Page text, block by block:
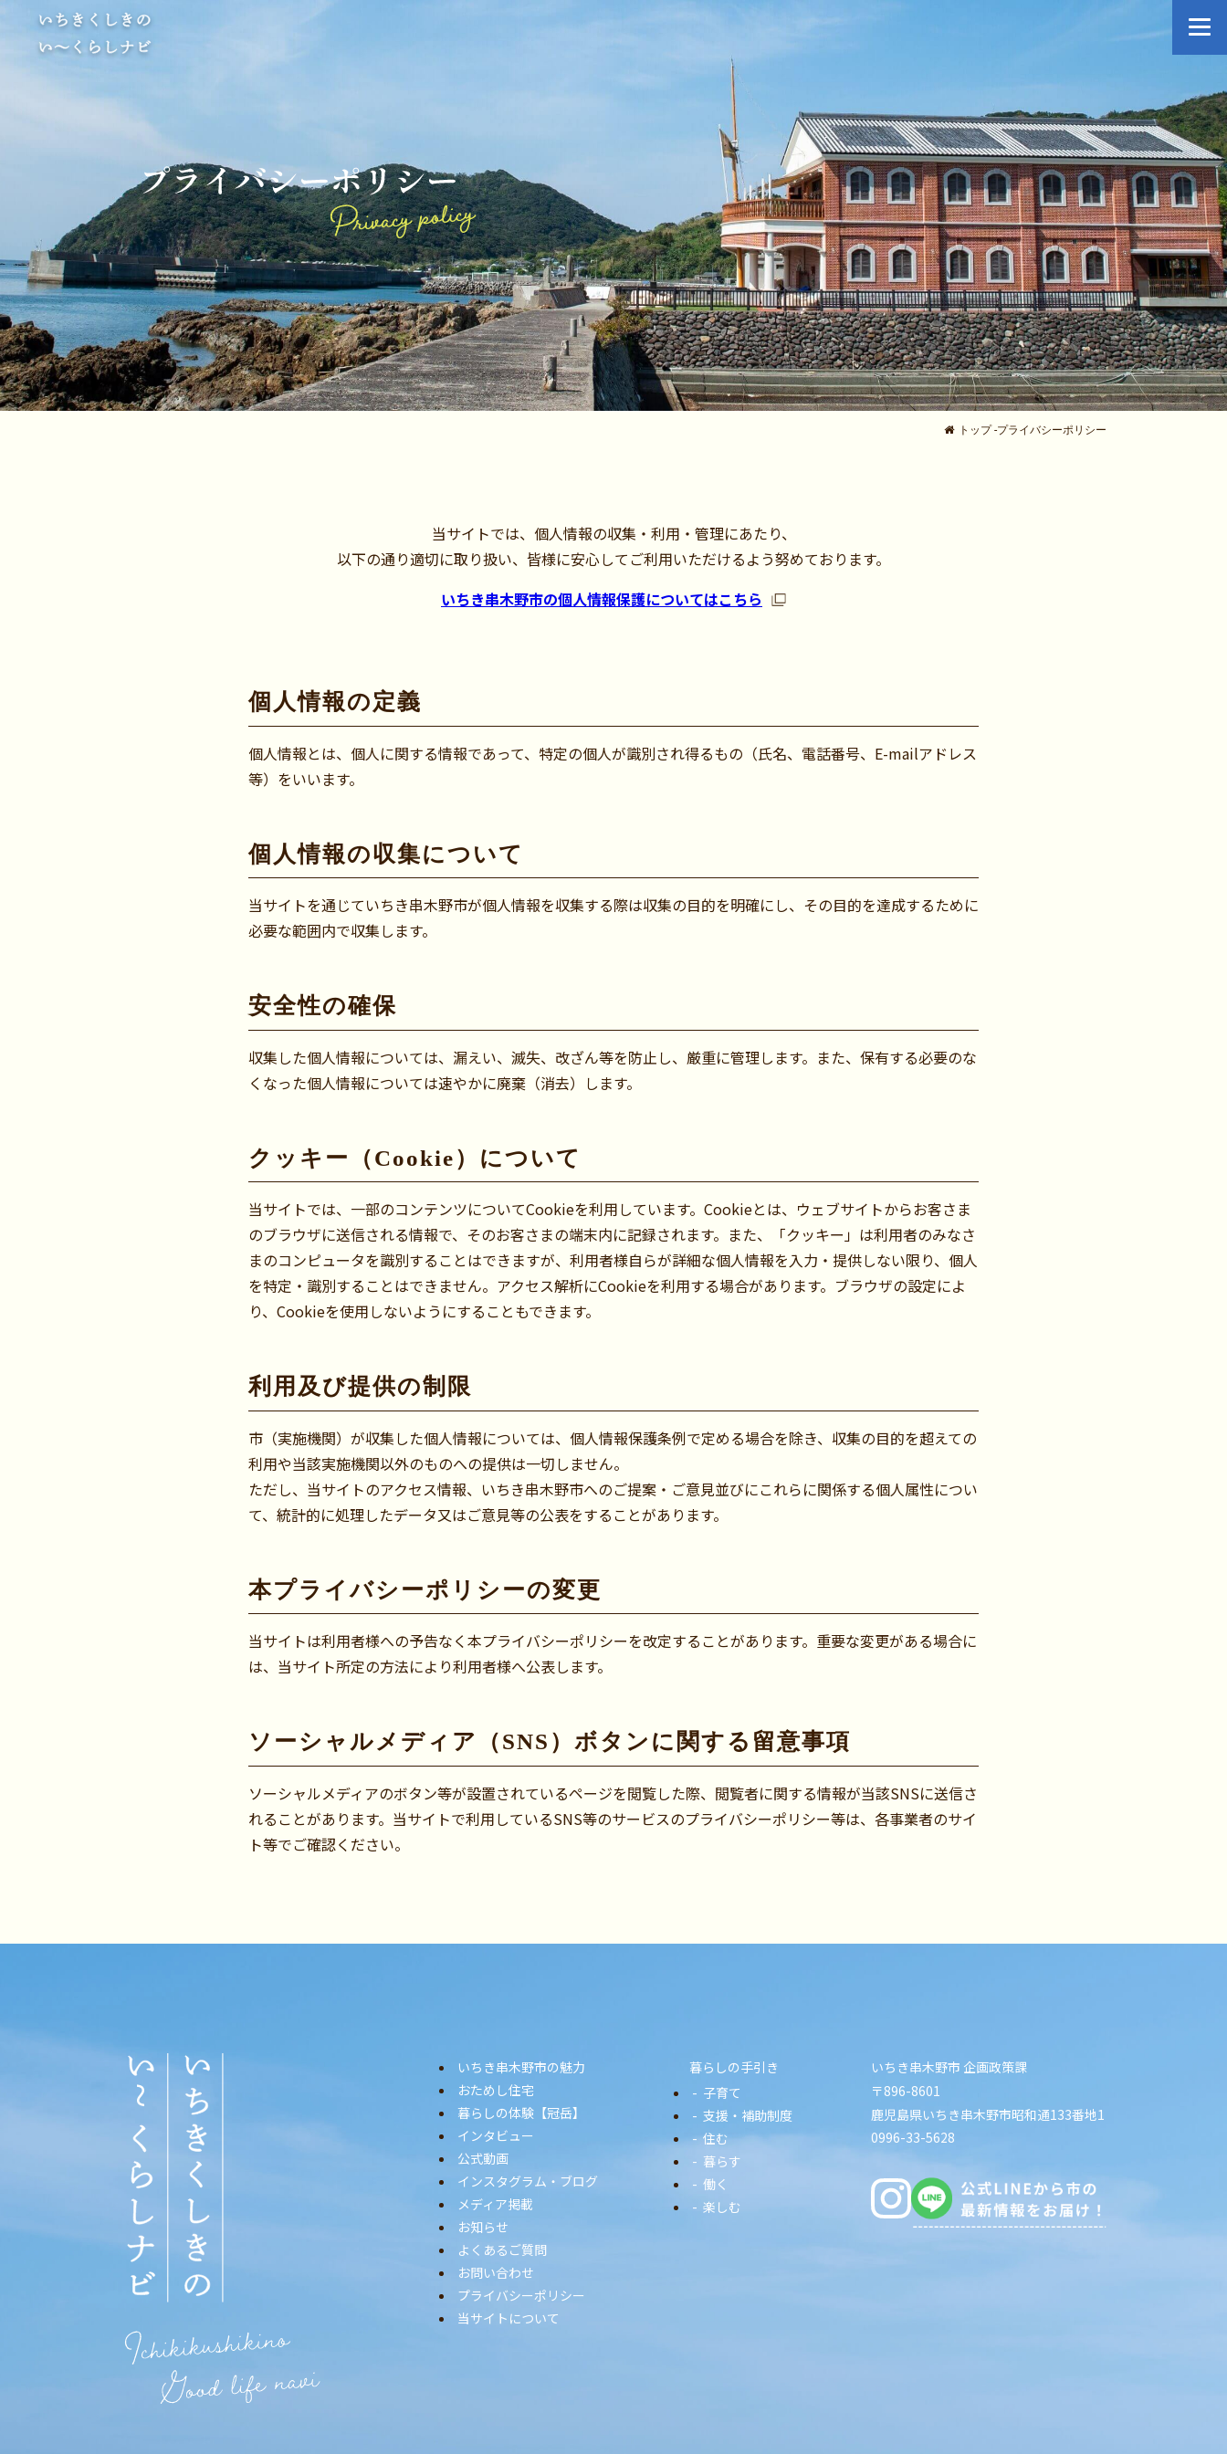
プ
ラ
イ
バ
シ
トップ -プライバシーポリシー
当サイトでは、個人情報の収集・利用・管理にあたり、
以下の通り適切に取り扱い、皆様に安心してご利用いただけるよう努めております。
いちき串木野市の個人情報保護についてはこちら
個人情報の定義
個人情報とは、個人に関する情報であって、特定の個人が識別され得るもの（氏名、電話番号、E-mailアドレス
等）をいいます。
個人情報の収集について
当サイトを通じていちき串木野市が個人情報を収集する際は収集の目的を明確にし、その目的を達成するために
必要な範囲内で収集します。
安全性の確保
収集した個人情報については、漏えい、滅失、改ざん等を防止し、厳重に管理します。また、保有する必要のな
くなった個人情報については速やかに廃棄（消去）します。
クッキー（Cookie）について
当サイトでは、一部のコンテンツについてCookieを利用しています。Cookieとは、ウェブサイトからお客さま
のブラウザに送信される情報で、そのお客さまの端末内に記録されます。また、「クッキー」は利用者のみなさ
まのコンピュータを識別することはできますが、利用者様自らが詳細な個人情報を入力・提供しない限り、個人
を特定・識別することはできません。アクセス解析にCookieを利用する場合があります。ブラウザの設定によ
り、Cookieを使用しないようにすることもできます。
利用及び提供の制限
市（実施機関）が収集した個人情報については、個人情報保護条例で定める場合を除き、収集の目的を超えての
利用や当該実施機関以外のものへの提供は一切しません。
ただし、当サイトのアクセス情報、いちき串木野市へのご提案・ご意見並びにこれらに関係する個人属性につい
て、統計的に処理したデータ又はご意見等の公表をすることがあります。
本プライバシーポリシーの変更
当サイトは利用者様への予告なく本プライバシーポリシーを改定することがあります。重要な変更がある場合に
は、当サイト所定の方法により利用者様へ公表します。
ソーシャルメディア（SNS）ボタンに関する留意事項
ソーシャルメディアのボタン等が設置されているページを閲覧した際、閲覧者に関する情報が当該SNSに送信さ
れることがあります。当サイトで利用しているSNS等のサービスのプライバシーポリシー等は、各事業者のサイ
ト等でご確認ください。
いちき串木野市の魅力
おためし住宅
暮らしの体験【冠岳】
インタビュー
公式動画
インスタグラム・ブログ
メディア掲載
お知らせ
よくあるご質問
お問い合わせ
プライバシーポリシー
当サイトについて
暮らしの手引き
子育て
支援・補助制度
住む
暮らす
働く
楽しむ
いちき串木野市 企画政策課
〒896-8601
鹿児島県いちき串木野市昭和通133番地1
0996-33-5628